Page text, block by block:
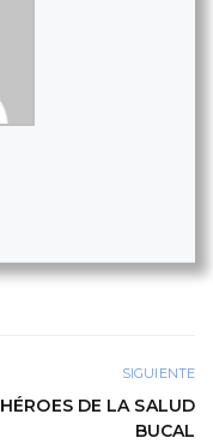
SIGUIENTE
HÉROES DE LA SALUD
BUCAL